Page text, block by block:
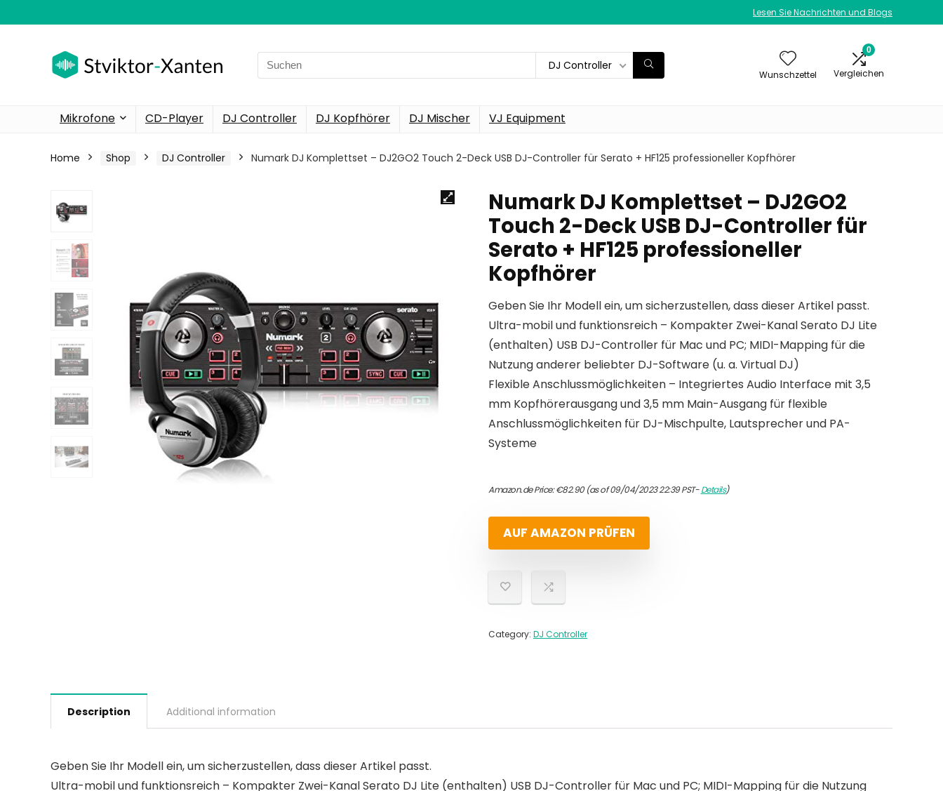
Lesen Sie Nachrichten und Blogs
Search
for:
DJ Controller
Wunschzettel
0
Vergleichen
Mikrofone CD-Player DJ Controller DJ Kopfhörer DJ Mischer VJ Equipment
Home Shop DJ Controller Numark DJ Komplettset – DJ2GO2 Touch 2-Deck USB DJ-Controller für Serato + HF125 professioneller Kopfhörer
Numark DJ Komplettset – DJ2GO2
Touch 2-Deck USB DJ-Controller für
Serato + HF125 professioneller
Kopfhörer
Geben Sie Ihr Modell ein, um sicherzustellen, dass dieser Artikel passt.
Ultra-mobil und funktionsreich – Kompakter Zwei-Kanal Serato DJ Lite
(enthalten) USB DJ-Controller für Mac und PC; MIDI-Mapping für die
Nutzung anderer beliebter DJ-Software (u. a. Virtual DJ)
Flexible Anschlussmöglichkeiten – Integriertes Audio Interface mit 3,5
mm Kopfhörerausgang und 3,5 mm Main-Ausgang für flexible
Anschlussmöglichkeiten für DJ-Mischpulte, Lautsprecher und PA-
Systeme
Amazon.de Price:€82.90(as of 09/04/2023 22:39 PST-Details)
AUF AMAZON PRÜFEN
Category: DJ Controller
Description Additional information
Geben Sie Ihr Modell ein, um sicherzustellen, dass dieser Artikel passt.
Ultra-mobil und funktionsreich – Kompakter Zwei-Kanal Serato DJ Lite (enthalten) USB DJ-Controller für Mac und PC; MIDI-Mapping für die Nutzung